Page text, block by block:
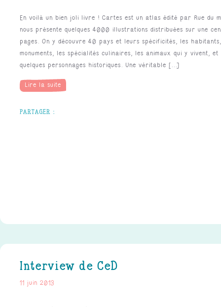
En voilà un bien joli livre ! Cartes est un atlas édité par Rue du
nous présente quelques 4000 illustrations distribuées sur une
pages. On y découvre 40 pays et leurs spécificités, les
monuments, les spécialités culinaires, les animaux qui y vivent, et
quelques personnages historiques. Une véritable [...]
Lire la suite
Interview de CeD
11 juin 2013